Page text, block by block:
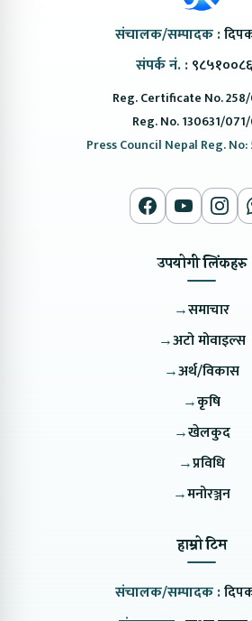
संचालक/सम्पादक :
संपर्क नं. :
Reg. Certificate No.
Reg. No. 130631/
Press Council Nepal Reg. No:
उपयोगी लिंकहरु
→समाचार
→अटो मोवाइल्स
→अर्थ/विकास
→कृषि
→खेलकुद
→प्रविधि
→मनोरञ्जन
हाम्रो टिम
संचालक/सम्पादक :